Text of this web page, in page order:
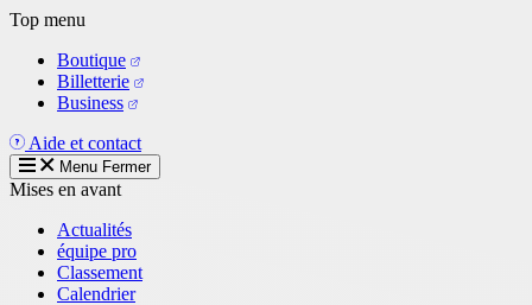
Aller
contenu
principal
Top menu
Boutique
Billetterie
Business
Aide et contact
Menu Fermer
Mises en avant
Actualités
équipe pro
Classement
Calendrier